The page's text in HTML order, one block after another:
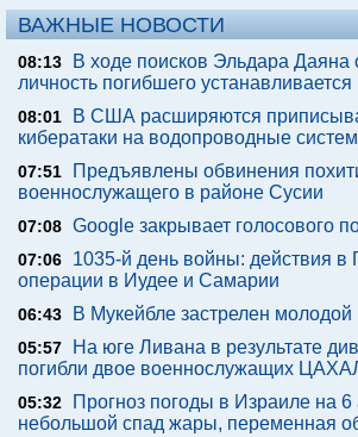
ВАЖНЫЕ НОВОСТИ
08:13
В ходе поисков Эльдара Даяна
личность погибшего устанавливается
08:01
В США расширяются
кибератаки на водопроводные
07:51
Предъявлены обвинения
военнослужащего в районе Сусии
07:08 Google закрывает голосового
07:06
1035-й день войны: действия в
операции в Иудее и Самарии
06:43 В Мукейбле застрелен
05:57
На юге Ливана в результате
погибли двое военнослужащих
05:32
Прогноз погоды в Израиле на 6
небольшой спад жары, переменная